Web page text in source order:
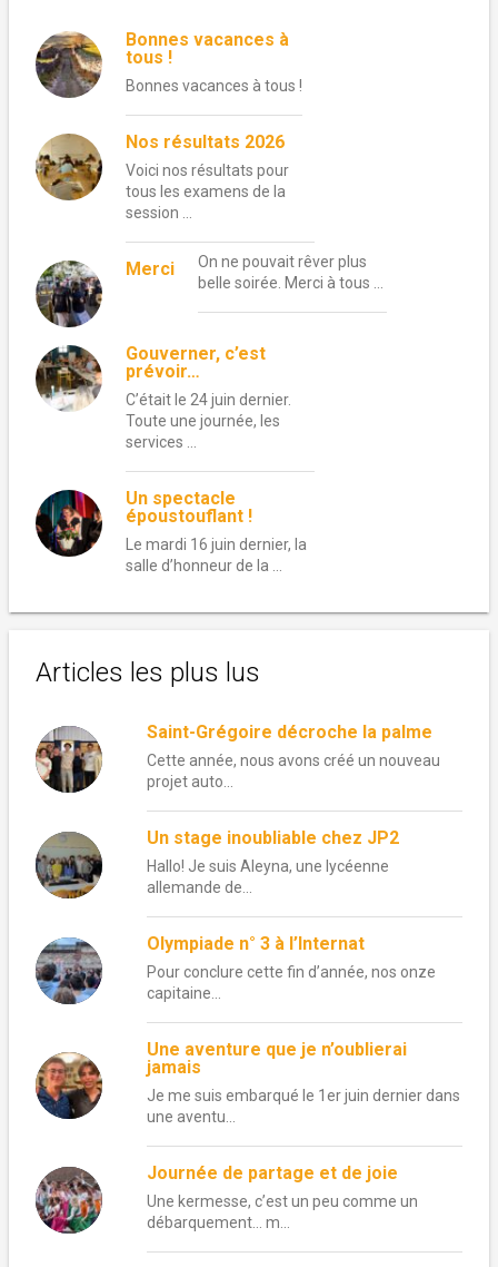
Bonnes vacances à
tous !
Bonnes vacances à tous !
Nos résultats 2026
Voici nos résultats pour
tous les examens de la
session …
Merci
On ne pouvait rêver plus
belle soirée. Merci à tous …
Gouverner, c’est
prévoir…
C’était le 24 juin dernier.
Toute une journée, les
services …
Un spectacle
époustouflant !
Le mardi 16 juin dernier, la
salle d’honneur de la …
Articles les plus lus
Saint-Grégoire décroche la palme
Cette année, nous avons créé un nouveau
projet auto...
Un stage inoubliable chez JP2
Hallo! Je suis Aleyna, une lycéenne
allemande de...
Olympiade n° 3 à l’Internat
Pour conclure cette fin d’année, nos onze
capitaine...
Une aventure que je n’oublierai
jamais
Je me suis embarqué le 1er juin dernier dans
une aventu...
Journée de partage et de joie
Une kermesse, c’est un peu comme un
débarquement… m...